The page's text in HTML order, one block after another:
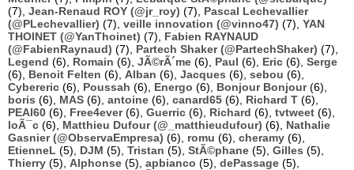
(7), Jean-Renaud ROY (@jr_roy) (7), Pascal Lechevallier
(@PLechevallier) (7), veille innovation (@vinno47) (7), YAN
THOINET (@YanThoinet) (7), Fabien RAYNAUD
(@FabienRaynaud) (7), Partech Shaker (@PartechShaker) (7),
Legend (6), Romain (6), JÃ©rÃ´me (6), Paul (6), Eric (6), Serge
(6), Benoit Felten (6), Alban (6), Jacques (6), sebou (6),
Cybereric (6), Poussah (6), Energo (6), Bonjour Bonjour(6),
boris (6), MAS (6), antoine (6), canard65 (6), Richard T (6),
PEAI60 (6), Free4ever(6), Guerric (6), Richard (6), tvtweet (6),
loÃ¯c (6), Matthieu Dufour (@_matthieudufour) (6), Nathalie
Gasnier (@ObservaEmpresa) (6), romu (6), cheramy (6),
EtienneL (5), DJM (5), Tristan (5), StÃ©phane (5), Gilles (5),
Thierry (5), Alphonse (5), apbianco (5), dePassage (5),